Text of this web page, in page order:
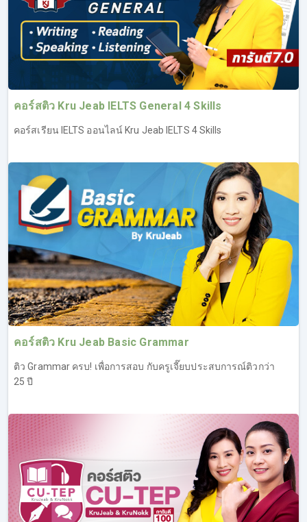
เทคนิคที่มากขึ้น และสามารถเขียนเพิ่มคะแนนได้ หลายคนที่
เรียน IELTS Writing ประสบความสำเร็จในการทำข้อสอบ
สามารถพิชิต Band ได้ตามเป้า (ทดลองเรียน IELTS ฟรี เรียน
IELTS Writing ที่ลิงค์นี้
https://opendurian.com/ielts_writing#productContent)
ภาพรวม และวิเคราะห์ข้อสอบ IELTS Writing รู้แนว
การเขียนระดับ Advanced
ไวยากรณ์ และศัพท์ที่จำเป็นในการเขียนเพื่ออัพคะแนนให้
สูงขึ้น
เทคนิคการเขียน สิ่งที่ควร และไม่ควรทำ
ตัวอย่างงานเขียนแต่ละแบบ พร้อมอธิบายให้เข้าใจ นำไป
ใช้ได้จริง
แบบแผนการเขียน และไอเดียในการเขียนงานให้ได้
คะแนนสูง
เจาะลึกทุกรูปแบบคำถามที่เจอในข้อสอบ IELTS Reading,
เทคนิคหาคำตอบให้ไว ไม่ต้องอ่านหมด, ตะลุยโจทย์ IELTS
Reading เหมือนจริง
เทคนิคเพียบ สำหรับติวสอบ IELTS Reading โดยเฉพาะ ผู้
เรียนจะได้รู้จักกับข้อสอบ IELTS Reading ทั้ง 2 Task และรู้
คอร์สติว Kru Jeab IELTS General 4 Skills
คอร์สเรียน IELTS ออนไลน์ Kru Jeab IELTS 4 Skills
คอร์สติว Kru Jeab Basic Grammar
ติว Grammar ครบ! เพื่อการสอบ กับครูเจี๊ยบประสบการณ์ติวกว่า
25 ปี